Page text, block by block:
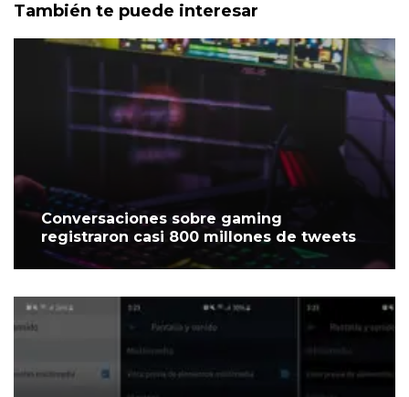
También te puede interesar
Conversaciones sobre gaming
registraron casi 800 millones de tweets